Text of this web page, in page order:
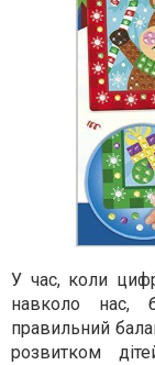
У час, коли
навколо нас,
правильний
розвитком